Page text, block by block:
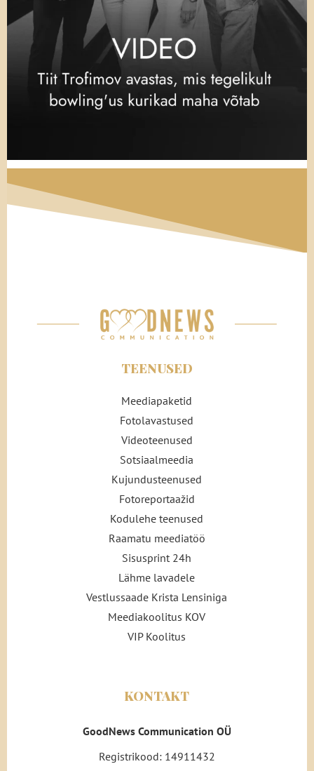
TEENUSED
Meediapaketid
Fotolavastused
Videoteenused
Sotsiaalmeedia
Kujundusteenused
Fotoreportaažid
Kodulehe teenused
Raamatu meediatöö
Sisusprint 24h
Lähme lavadele
Vestlussaade Krista Lensiniga
Meediakoolitus KOV
VIP Koolitus
KONTAKT
GoodNews Communication OÜ
Registrikood: 14911432